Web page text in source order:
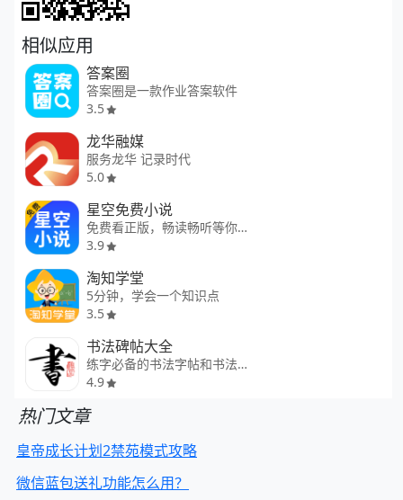
相似应用
答案圈
答案圈是一款作业答案软件
3.5
龙华融媒
服务龙华 记录时代
5.0
星空免费小说
免费看正版，畅读畅听等你来
3.9
淘知学堂
5分钟，学会一个知识点
3.5
书法碑帖大全
练字必备的书法字帖和书法字典
4.9
热门文章
皇帝成长计划2禁苑模式攻略
微信蓝包送礼功能怎么用？